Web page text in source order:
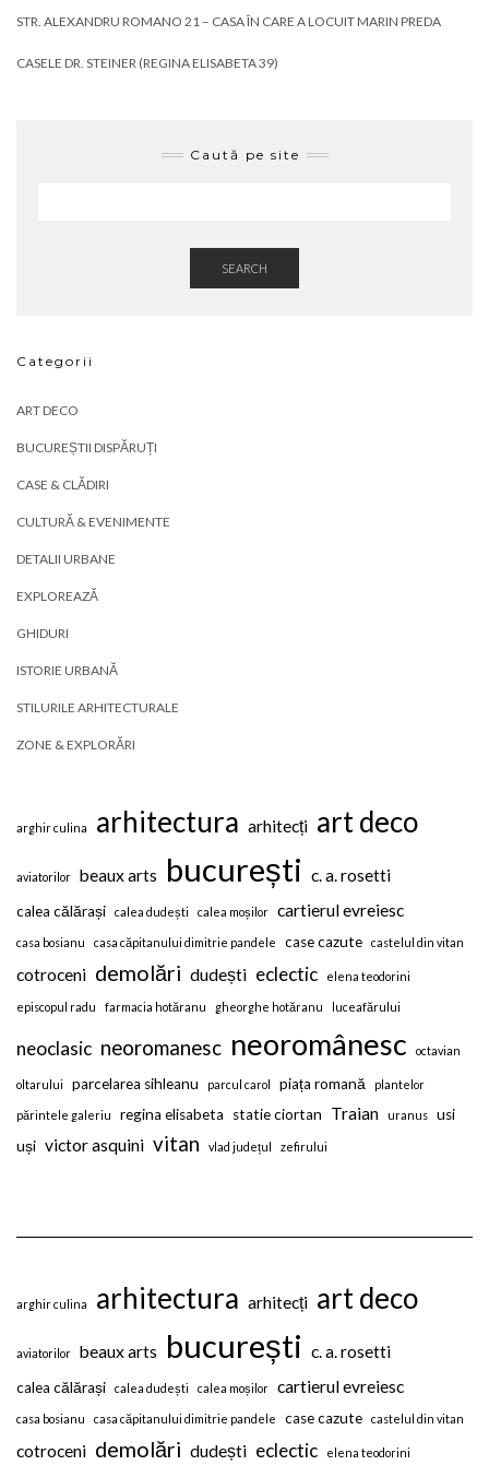
STR. ALEXANDRU ROMANO 21 – CASA ÎN CARE A LOCUIT MARIN PREDA
CASELE DR. STEINER (REGINA ELISABETA 39)
Caută pe site
SEARCH
Categorii
ART DECO
BUCUREȘTII DISPĂRUȚI
CASE & CLĂDIRI
CULTURĂ & EVENIMENTE
DETALII URBANE
EXPLOREAZĂ
GHIDURI
ISTORIE URBANĂ
STILURILE ARHITECTURALE
ZONE & EXPLORĂRI
arghir culina arhitectura arhitecți art deco
aviatorilor beaux arts bucurești c. a. rosetti
calea călărași calea dudești calea moșilor cartierul evreiesc
casa bosianu casa căpitanului dimitrie pandele case cazute castelul din vitan
cotroceni demolări dudești eclectic elena teodorini
episcopul radu farmacia hotăranu gheorghe hotăranu luceafărului
neoclasic neoromanesc neoromânesc octavian
oltarului parcelarea sihleanu parcul carol piața romană plantelor
părintele galeriu regina elisabeta statie ciortan Traian uranus
usi
uși victor asquini vitan vlad județul zefirului
arghir culina arhitectura arhitecți art deco
aviatorilor beaux arts bucurești c. a. rosetti
calea călărași calea dudești calea moșilor cartierul evreiesc
casa bosianu casa căpitanului dimitrie pandele case cazute castelul din vitan
cotroceni demolări dudești eclectic elena teodorini